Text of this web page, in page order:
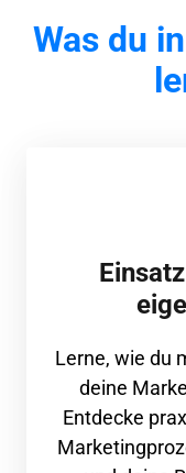
Was du in
Lerne, wie du
deine
Entdecke